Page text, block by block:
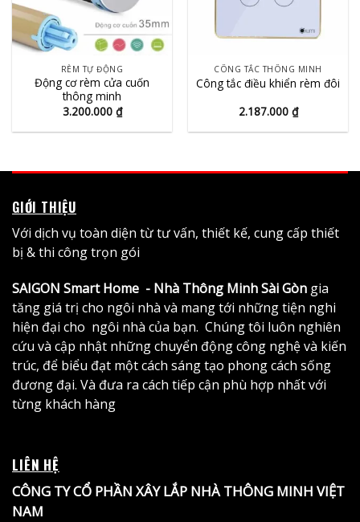
RÈM TỰ ĐỘNG
Động cơ rèm cửa cuốn
thông minh
3.200.000 ₫
CÔNG TẮC THÔNG MINH
Công tắc điều khiển rèm đôi
2.187.000 ₫
GIỚI THIỆU
Với dịch vụ toàn diện từ tư vấn, thiết kế, cung cấp thiết
bị & thi công trọn gói
SAIGON Smart Home - Nhà Thông Minh Sài Gòn gia
tăng giá trị cho ngôi nhà và mang tới những tiện nghi
hiện đại cho ngôi nhà của bạn. Chúng tôi luôn nghiên
cứu và cập nhật những chuyển động công nghệ và kiến
trúc, để biểu đạt một cách sáng tạo phong cách sống
đương đại. Và đưa ra cách tiếp cận phù hợp nhất với
từng khách hàng
LIÊN HỆ
CÔNG TY CỔ PHẦN XÂY LẮP NHÀ THÔNG MINH VIỆT
NAM